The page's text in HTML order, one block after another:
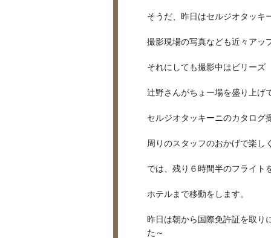
そうだ、昨日はセルジオタッキ
撮影現場の写真なども近々アッ
それにしても撮影中はビリー
辻野さんがちょー場を盛り上げ
セルジオタッキーニのカタログ
周りのスタッフのおかげで楽し
では、残り６時間半のフライト
ホテルまで移動をします。
昨日は朝から国際免許証を取り
た～